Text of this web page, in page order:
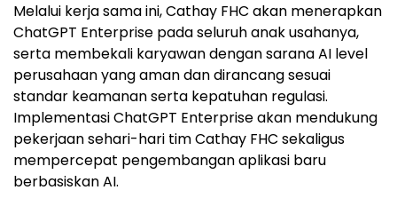
Melalui kerja sama ini, Cathay FHC akan menerapkan
ChatGPT Enterprise pada seluruh anak usahanya,
serta membekali karyawan dengan sarana AI level
perusahaan yang aman dan dirancang sesuai
standar keamanan serta kepatuhan regulasi.
Implementasi ChatGPT Enterprise akan mendukung
pekerjaan sehari-hari tim Cathay FHC sekaligus
mempercepat pengembangan aplikasi baru
berbasiskan AI.